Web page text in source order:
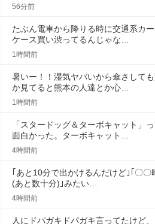
56分前
たぶん電車から降りる時に交通系カ
ケース買い渋ってるんじゃな…
1時間前
暑いー！！湿気ヤバいから傘さして
か見てると熊本の人達とか心…
1時間前
「スタードッグ＆ターボキャット」
面白かった。ターボキャット…
4時間前
｢あと10分で出かけるんだけど｣｢〇
(あと数十分)｣みたい…
4時間前
人にドパガキドパガキ言ってたけど